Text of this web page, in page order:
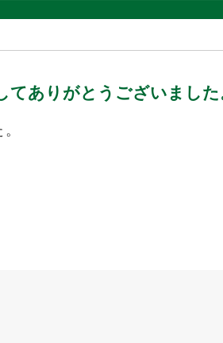
てありがとうございました